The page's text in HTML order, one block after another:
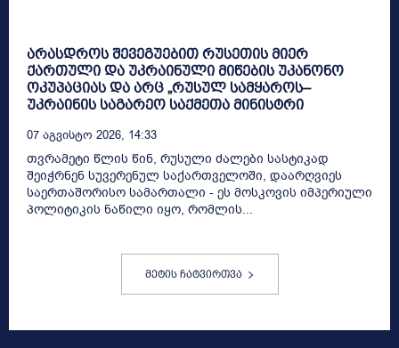
არასდროს შევეგუებით რუსეთის მიერ
ქართული და უკრაინული მიწების უკანონო
ოკუპაციას და არც „რუსულ სამყაროს–
უკრაინის საგარეო საქმეთა მინისტრი
07 Აგვისტო 2026, 14:33
თვრამეტი წლის წინ, რუსული ძალები სასტიკად
შეიჭრნენ სუვერენულ საქართველოში, დაარღვიეს
საერთაშორისო სამართალი - ეს მოსკოვის იმპერიული
პოლიტიკის ნაწილი იყო, რომლის...
მეტის ჩატვირთვა